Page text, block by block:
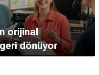
orijinal
dönüyor